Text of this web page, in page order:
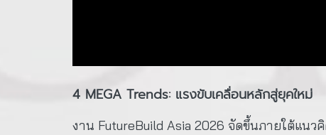
4 MEGA Trends: แรงขับเคลื่อนหลักสู่ยุคใหม่
งาน FutureBuild Asia 2026 จัดขึ้นภายใต้แนว